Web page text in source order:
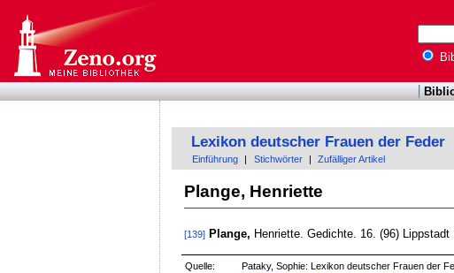
Lexikon deutscher Frauen der Feder
Einführung Stichwörter Zufälliger Artikel
Plange, Henriette
[139] Plange, Henriette. Gedichte. 16. (96)
Quelle:
Pataky, Sophie: Lexikon deutscher Frauen der